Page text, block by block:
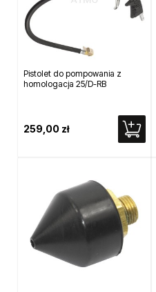
Pistolet do pompowania z
homologacja 25/D-RB
259,00 zł